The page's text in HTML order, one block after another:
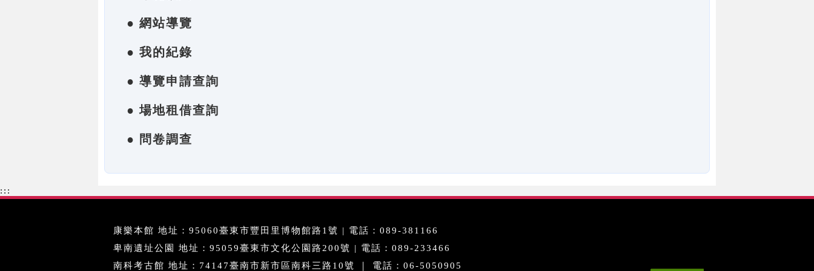
● 網站導覽
● 我的紀錄
● 導覽申請查詢
● 場地租借查詢
● 問卷調查
:::
康樂本館 地址：95060臺東市豐田里博物館路1號 | 電話：089-381166
卑南遺址公園 地址：95059臺東市文化公園路200號 | 電話：089-233466
南科考古館 地址：74147臺南市新市區南科三路10號 ｜ 電話：06-5050905